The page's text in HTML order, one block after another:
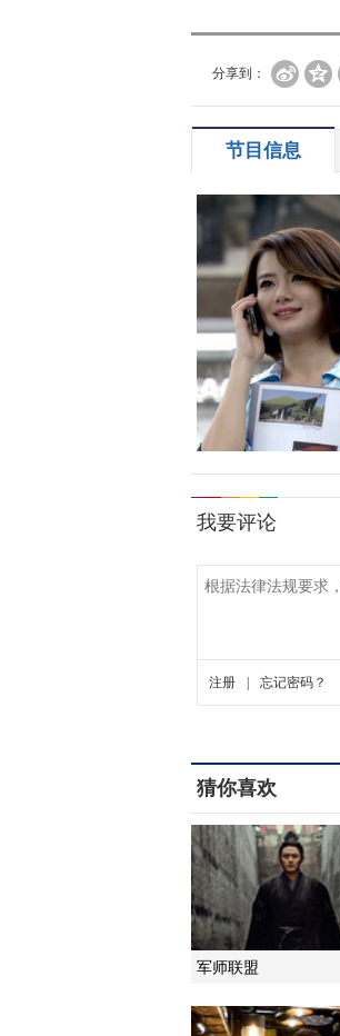
分享到：
节目信息
猜你喜欢
军师联盟